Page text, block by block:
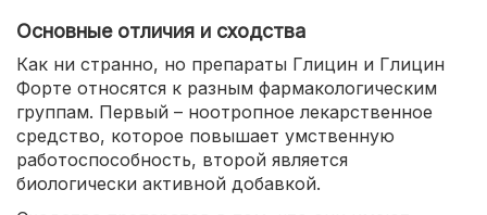
Основные отличия и сходства
Как ни странно, но препараты Глицин и Глицин
Форте относятся к разным фармакологическим
группам. Первый – ноотропное лекарственное
средство, которое повышает умственную
работоспособность, второй является
биологически активной добавкой.